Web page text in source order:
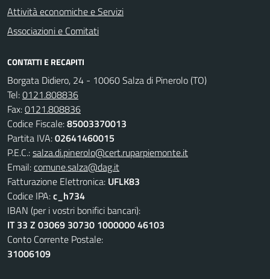
Attività economiche e Servizi
Associazioni e Comitati
CONTATTI E RECAPITI
Borgata Didiero, 24 - 10060 Salza di Pinerolo (TO)
Tel:0121.808836
Fax:0121.808836
Codice Fiscale:85003370013
Partita IVA:02641460015
P.E.C.:salza.di.pinerolo@cert.ruparpiemonte.it
Email:comune.salza@dag.it
Fatturazione Elettronica: UFLK83
Codice IPA:c_h734
IBAN (per i vostri bonifici bancari):
IT 33 Z 03069 30730 1000000 46103
Conto Corrente Postale:
31006109